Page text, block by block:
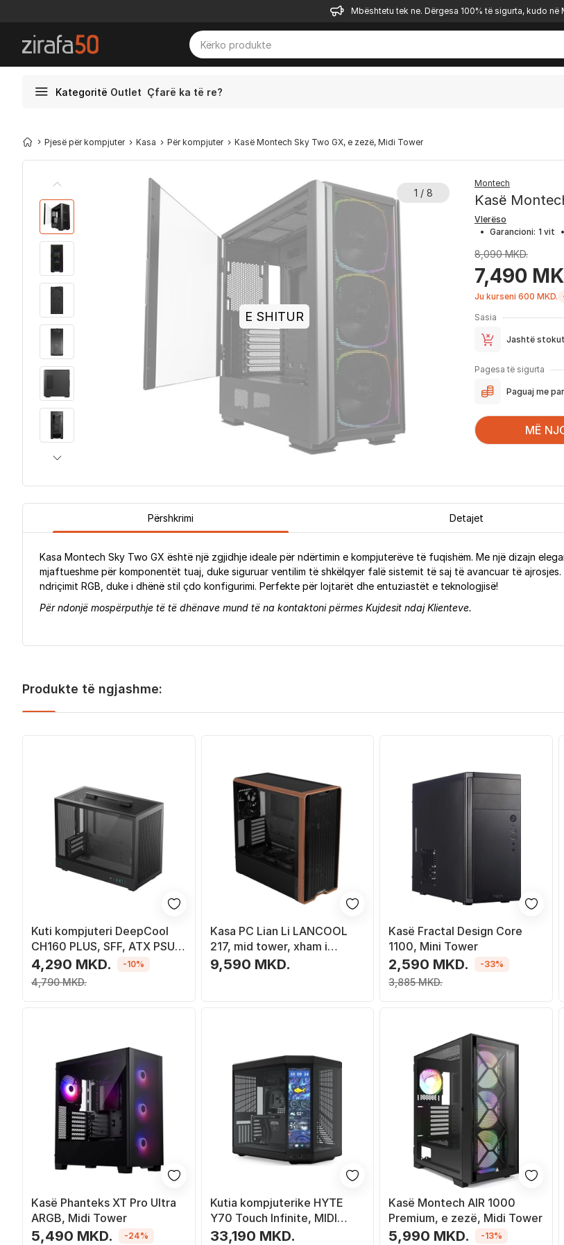
Mbështetu tek ne. Dërgesa 100% të sigurta, kudo në
Kategoritë Outlet Çfarë ka të re?
Pjesë për kompjuter Kasa Për kompjuter Kasë Montech Sky Two GX, e zezë, Midi Tower
1 / 8
E SHITUR
Montech
Kasë
Vlerëso
• Garancioni: 1 vit •
8,090 MKD.
7,490
Ju kurseni 600 MKD.
Sasia
Jashtë stokut
Pagesa të sigurta
Paguaj me
MË
Përshkrimi Detajet
Kasa Montech Sky Two GX është një zgjidhje ideale për ndërtimin e kompjuterëve të fuqishëm. Me një dizajn
mjaftueshme për komponentët tuaj, duke siguruar ventilim të shkëlqyer falë sistemit të saj të avancuar të
ndriçimit RGB, duke i dhënë stil çdo konfigurimi. Perfekte për lojtarët dhe entuziastët e teknologjisë!
Për ndonjë mospërputhje të të dhënave mund të na kontaktoni përmes Kujdesit ndaj Klienteve.
Produkte të ngjashme:
Kuti kompjuteri DeepCool
CH160 PLUS, SFF, ATX PSU,
e zezë
4,290 MKD.
4,790 MKD.
-10%
Kasa PC Lian Li LANCOOL
217, mid tower, xham i
temperuar, e zezë
9,590 MKD.
Kasë Fractal Design Core
1100, Mini Tower
2,590 MKD.
3,885 MKD.
-33%
Kasë Phanteks XT Pro Ultra
ARGB, Midi Tower
5,490 MKD. -24%
Kutia kompjuterike HYTE
Y70 Touch Infinite, MIDI
Tower, ekran 14.9" me
33,190 MKD.
Kasë Montech AIR 1000
Premium, e zezë, Midi Tower
5,990 MKD. -13%